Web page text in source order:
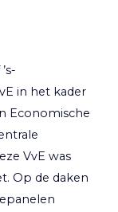
in het kader
Economische
VvE was
Op de daken